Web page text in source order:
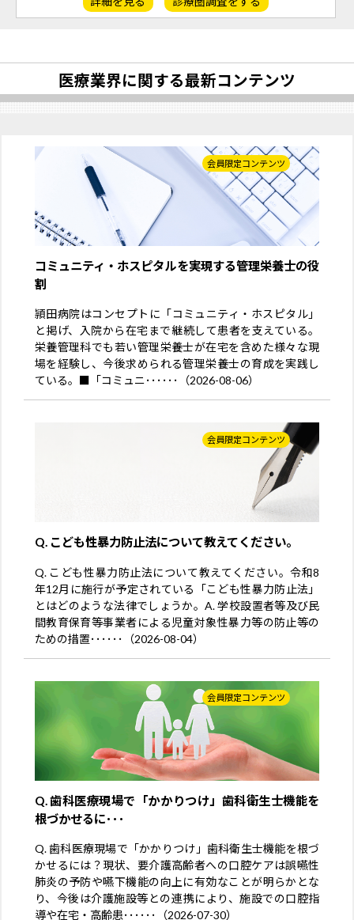
医療業界に関する最新コンテンツ
会員限定コンテンツ
コミュニティ・ホスピタルを実現する管理栄養士の役
割
頴田病院はコンセプトに「コミュニティ・ホスピタル」
と掲げ、入院から在宅まで継続して患者を支えている。
栄養管理科でも若い管理栄養士が在宅を含めた様々な現
場を経験し、今後求められる管理栄養士の育成を実践し
ている。■「コミュニ･･････（2026-08-06）
会員限定コンテンツ
Q. こども性暴力防止法について教えてください。
Q. こども性暴力防止法について教えてください。令和8
年12月に施行が予定されている「こども性暴力防止法」
とはどのような法律でしょうか。A. 学校設置者等及び民
間教育保育等事業者による児童対象性暴力等の防止等の
ための措置･･････（2026-08-04）
会員限定コンテンツ
Q. 歯科医療現場で「かかりつけ」歯科衛生士機能を
根づかせるに･･･
Q. 歯科医療現場で「かかりつけ」歯科衛生士機能を根づ
かせるには？現状、要介護高齢者への口腔ケアは誤嚥性
肺炎の予防や嚥下機能の向上に有効なことが明らかとな
り、今後は介護施設等との連携により、施設での口腔指
導や在宅・高齢患･･････（2026-07-30）